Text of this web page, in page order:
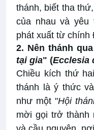
thánh, biết tha
của nhau và yêu
phát xuất từ chính
2. Nên thánh
tại gia" (Ecclesia
Chiều kích thứ
thánh là ý thức
như một "Hội
mời gọi trở thành